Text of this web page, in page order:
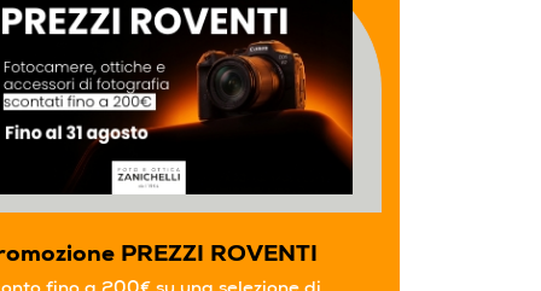
PREZZI ROVENTI